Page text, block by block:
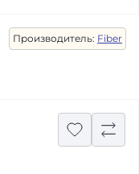
Производитель: Fiber